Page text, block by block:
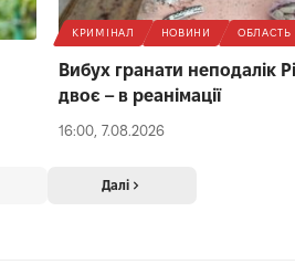
КРИМІНАЛ НОВИНИ ОБЛАСТЬ
Вибух гранати неподалік
двоє – в реанімації
16:00, 7.08.2026
Далі